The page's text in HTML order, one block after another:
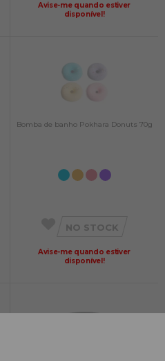
Avise-me quando estiver
disponível!
Bomba de banho Pokhara Donuts 70g
NO STOCK
Avise-me quando estiver
disponível!